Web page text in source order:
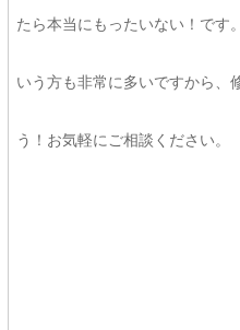
たら本当にもったいない！です
いう方も非常に多いですから、
う！お気軽にご相談ください。